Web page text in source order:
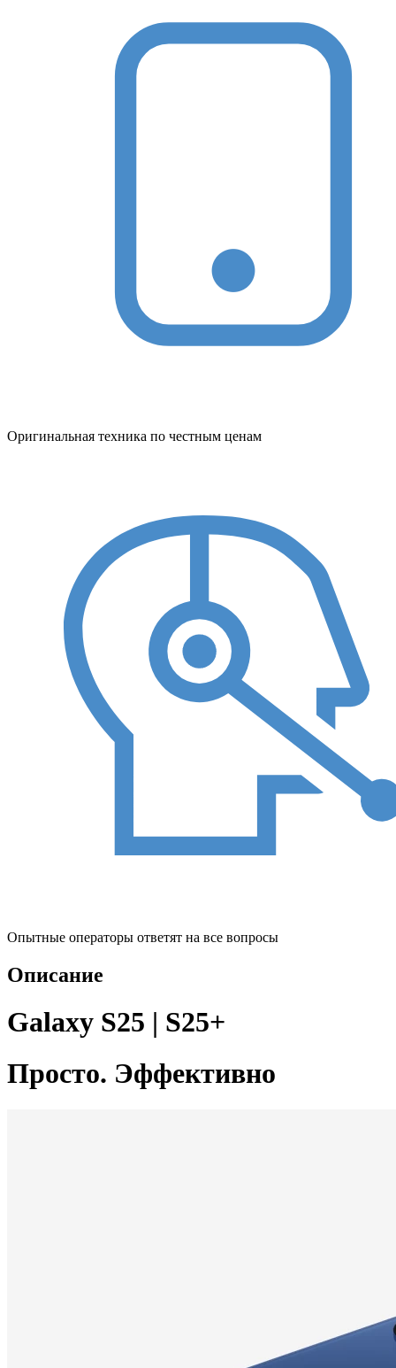
Оригинальная техника по честным ценам
Опытные операторы ответят на все вопросы
Описание
Galaxy S25 | S25+
Просто. Эффективно